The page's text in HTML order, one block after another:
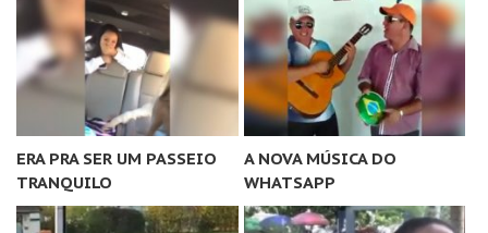
ERA PRA SER UM PASSEIO
TRANQUILO
A NOVA MÚSICA DO
WHATSAPP